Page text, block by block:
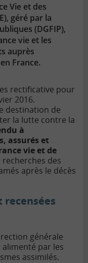
Vie et des
géré par la
(DGFIP),
vie et les
auprès
France.
rectificative pour
2016.
destination de
la lutte contre la
à
assurés et
vie et de
des
après le décès
générale
alimenté par les
assimilés.